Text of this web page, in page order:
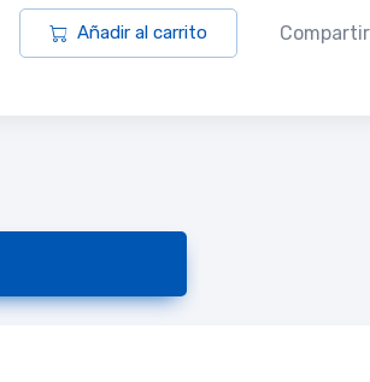
Añadir al carrito